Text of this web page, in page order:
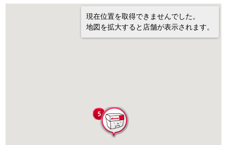
現在位置を取得できませんでした。
地図を拡大すると店舗が表示されます。